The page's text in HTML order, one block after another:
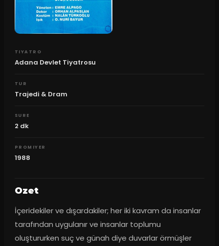
TIYATRO
Adana Devlet Tiyatrosu
TUR
Trajedi & Dram
SURE
2 dk
PROMIYER
1988
Ozet
İçeridekiler ve dışardakiler; her iki kavram da insanlar
tarafından uygulanır ve insanlar toplumu
oluştururken suç ve günah diye duvarlar örmüşler